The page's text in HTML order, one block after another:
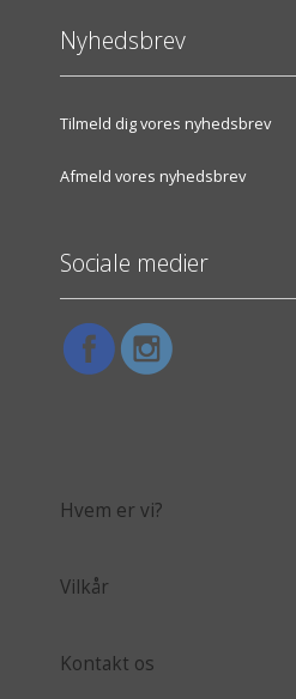
Nyhedsbrev
Tilmeld dig vores nyhedsbrev
Afmeld vores nyhedsbrev
Sociale medier
Hvem er vi?
Vilkår
Kontakt os